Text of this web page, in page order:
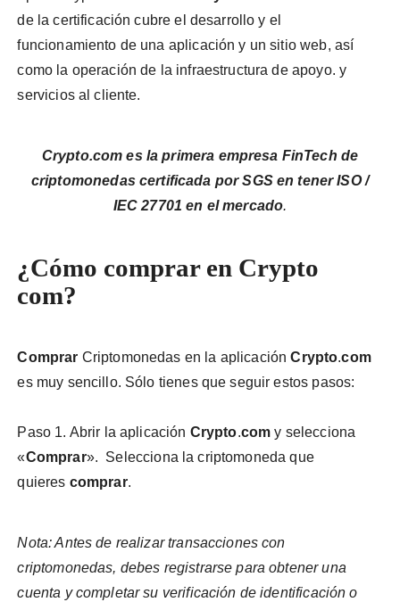
de la certificación cubre el desarrollo y el
funcionamiento de una aplicación y un sitio web, así
como la operación de la infraestructura de apoyo. y
servicios al cliente.
Crypto.com es la primera empresa FinTech de
criptomonedas certificada por SGS en tener ISO /
IEC 27701 en el mercado.
¿Cómo comprar en Crypto
com?
Comprar Criptomonedas en la aplicaciónCrypto.com
es muy sencillo. Sólo tienes que seguir estos pasos:
Paso 1. Abrir la aplicación Crypto.com y selecciona
«Comprar». Selecciona la criptomoneda que
quieres comprar.
Nota: Antes de realizar transacciones con
criptomonedas, debes registrarse para obtener una
cuenta y completar su verificación de identificación o